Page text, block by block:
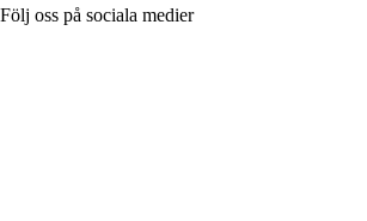
Följ oss på sociala medier